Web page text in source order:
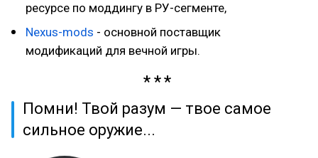
ресурсе по моддингу в РУ-сегменте,
Nexus-mods - основной поставщик
модификаций для вечной игры.
Помни! Твой разум — твое самое
сильное оружие...